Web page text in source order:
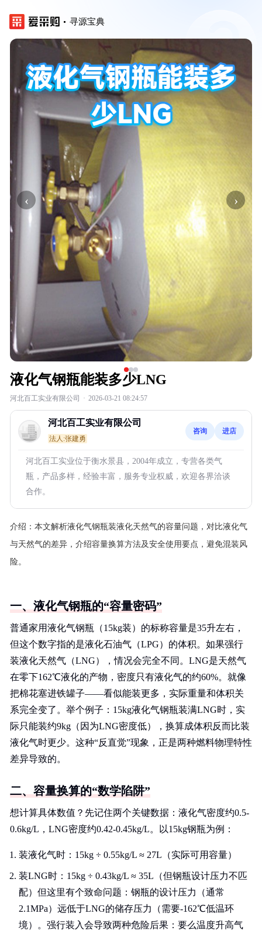
寻源宝典
‹ ›
液化气钢瓶能装多少LNG
河北百工实业有限公司 · 2026-03-21 08:24:57
河北百工实业有限公司
法人:张建勇
咨询 进店
河北百工实业位于衡水景县，2004年成立，专营各类气
瓶，产品多样，经验丰富，服务专业权威，欢迎各界洽谈
合作。
介绍： 本文解析液化气钢瓶装液化天然气的容量问题，对比液化气
与天然气的差异，介绍容量换算方法及安全使用要点，避免混装风
险。
一、液化气钢瓶的“容量密码”
普通家用液化气钢瓶（15kg装）的标称容量是35升左右，
但这个数字指的是液化石油气（LPG）的体积。如果强行
装液化天然气（LNG），情况会完全不同。LNG是天然气
在零下162℃液化的产物，密度只有液化气的约60%。就像
把棉花塞进铁罐子——看似能装更多，实际重量和体积关
系完全变了。举个例子：15kg液化气钢瓶装满LNG时，实
际只能装约9kg（因为LNG密度低），换算成体积反而比装
液化气时更少。这种“反直觉”现象，正是两种燃料物理特性
差异导致的。
二、容量换算的“数学陷阱”
想计算具体数值？先记住两个关键数据：液化气密度约0.5-
0.6kg/L，LNG密度约0.42-0.45kg/L。以15kg钢瓶为例：
装液化气时：15kg ÷ 0.55kg/L ≈ 27L（实际可用容量）
装LNG时：15kg ÷ 0.43kg/L ≈ 35L（但钢瓶设计压力不匹
配）但这里有个致命问题：钢瓶的设计压力（通常
2.1MPa）远低于LNG的储存压力（需要-162℃低温环
境）。强行装入会导致两种危险后果：要么温度升高气